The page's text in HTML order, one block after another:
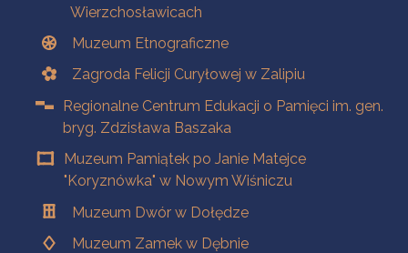
Wierzchosławicach
Muzeum Etnograficzne
Zagroda Felicji Curyłowej w Zalipiu
Regionalne Centrum Edukacji o Pamięci im. gen.
bryg. Zdzisława Baszaka
Muzeum Pamiątek po Janie Matejce
"Koryznówka" w Nowym Wiśniczu
Muzeum Dwór w Dołędze
Muzeum Zamek w Dębnie